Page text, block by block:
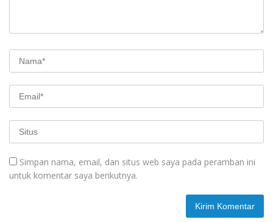
Simpan nama, email, dan situs web saya pada peramban ini
untuk komentar saya berikutnya.